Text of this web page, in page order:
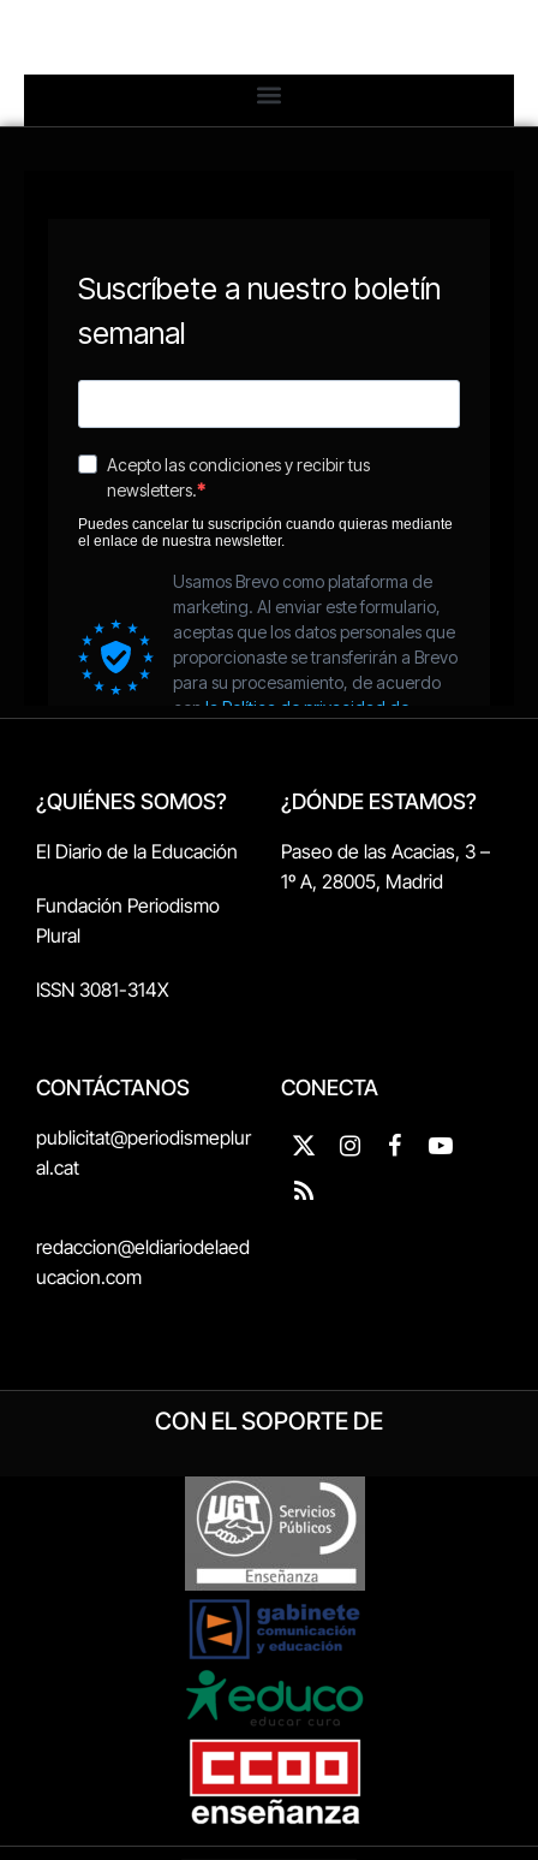
¿QUIÉNES SOMOS?
El Diario de la Educación
Fundación Periodismo
Plural
ISSN 3081-314X
¿DÓNDE ESTAMOS?
Paseo de las Acacias, 3 –
1º A, 28005, Madrid
CONTÁCTANOS
publicitat@periodismeplur
al.cat
redaccion@eldiariodelaed
ucacion.com
CONECTA
X
(Twitter)
InstagramFacebookYouTube
RSS
CON EL SOPORTE DE